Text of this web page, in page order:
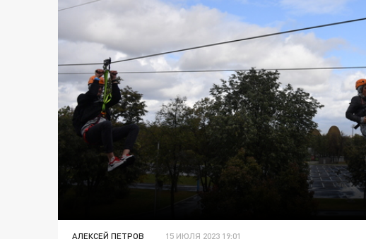
АЛЕКСЕЙ ПЕТРОВ 15 ИЮЛЯ 2023 19:01